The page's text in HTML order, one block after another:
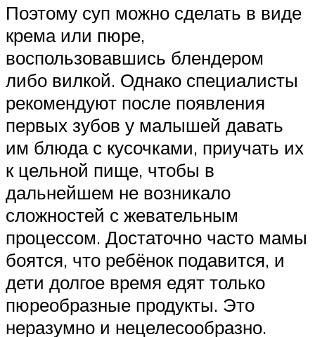
Поэтому суп можно сделать в виде
крема или пюре,
воспользовавшись блендером
либо вилкой. Однако специалисты
рекомендуют после появления
первых зубов у малышей давать
им блюда с кусочками, приучать их
к цельной пище, чтобы в
дальнейшем не возникало
сложностей с жевательным
процессом. Достаточно часто мамы
боятся, что ребёнок подавится, и
дети долгое время едят только
пюреобразные продукты. Это
неразумно и нецелесообразно.